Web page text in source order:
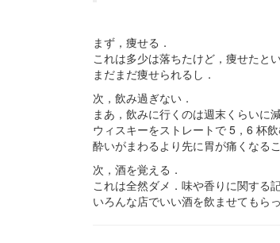
まず，痩せる．
これは多少は落ちたけど，痩せたと
まだまだ痩せられるし．
次，飲み過ぎない．
まあ，飲みに行くのは週末くらいに
ウィスキーをストレートで 5，6 杯飲
酔いがまわるより先に胃が痛くなる
次，酒を覚える．
これは全然ダメ．味や香りに関する
いろんな店でいい酒を飲ませてもら